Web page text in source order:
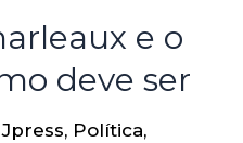
e o
deve ser
Jpress, Política,